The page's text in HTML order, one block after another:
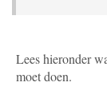
Lees hieronder
moet doen.